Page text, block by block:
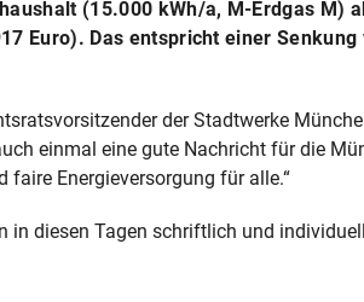
(15.000 kWh/a, M‑Erdgas M)
Euro). Das entspricht einer Senkung
der Stadtwerke
einmal eine gute Nachricht für die
Energieversorgung für alle.“
in diesen Tagen schriftlich und